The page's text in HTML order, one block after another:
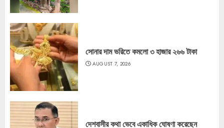
সোনার দাম ভরিতে কমলো ৩ হাজার ২৬৬ টাকা
AUGUST 7, 2026
দেশবাসীর কথা ভেবে একাধিক ঘোষণা করেছেন